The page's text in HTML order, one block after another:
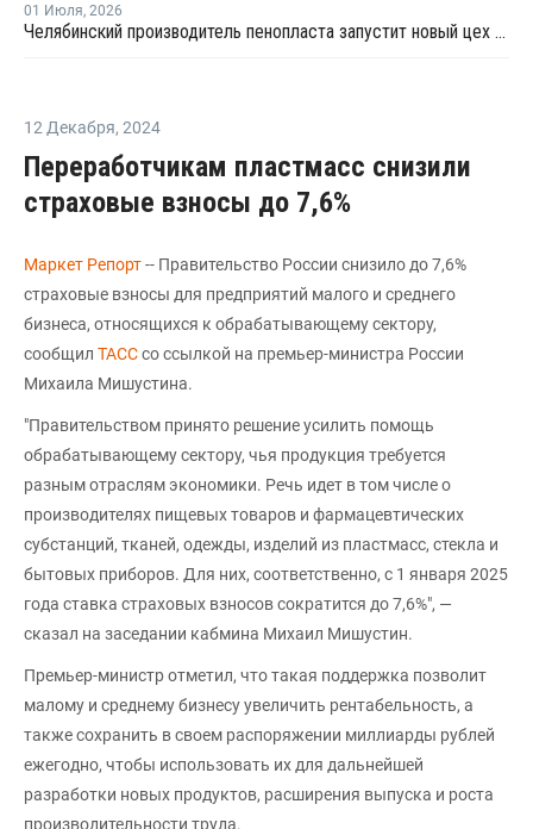
01 Июля, 2026
Челябинский производитель пенопласта запустит новый цех за 34 млн рублей
12 Декабря, 2024
Переработчикам пластмасс снизили
страховые взносы до 7,6%
Маркет Репорт-- Правительство России снизило до 7,6%
страховые взносы для предприятий малого и среднего
бизнеса, относящихся к обрабатывающему сектору,
сообщил ТАССсо ссылкой на премьер-министра России
Михаила Мишустина.
"Правительством принято решение усилить помощь
обрабатывающему сектору, чья продукция требуется
разным отраслям экономики. Речь идет в том числе о
производителях пищевых товаров и фармацевтических
субстанций, тканей, одежды, изделий из пластмасс, стекла и
бытовых приборов. Для них, соответственно, с 1 января 2025
года ставка страховых взносов сократится до 7,6%", —
сказал на заседании кабмина Михаил Мишустин.
Премьер-министр отметил, что такая поддержка позволит
малому и среднему бизнесу увеличить рентабельность, а
также сохранить в своем распоряжении миллиарды рублей
ежегодно, чтобы использовать их для дальнейшей
разработки новых продуктов, расширения выпуска и роста
производительности труда.